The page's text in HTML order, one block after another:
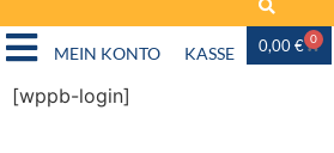
MEIN KONTO KASSE 0,00€ 0
[wppb-login]